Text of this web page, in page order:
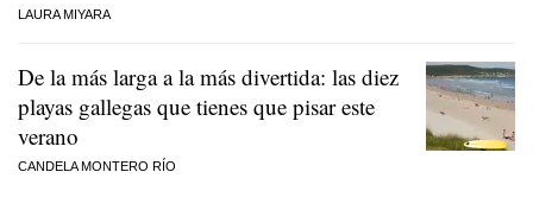
LAURA MIYARA
De la más larga a la más divertida: las diez
playas gallegas que tienes que pisar este
verano
CANDELA MONTERO RÍO